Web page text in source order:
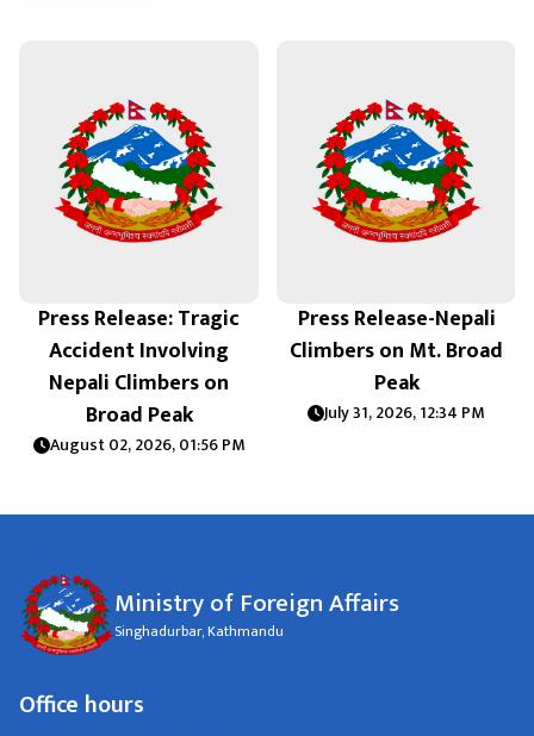
Press Release: Tragic
Accident Involving
Nepali Climbers on
Broad Peak
August 02, 2026, 01:56 PM
Press Release-Nepali
Climbers on Mt. Broad
Peak
July 31, 2026, 12:34 PM
Ministry of Foreign Affairs
Singhadurbar, Kathmandu
Office hours